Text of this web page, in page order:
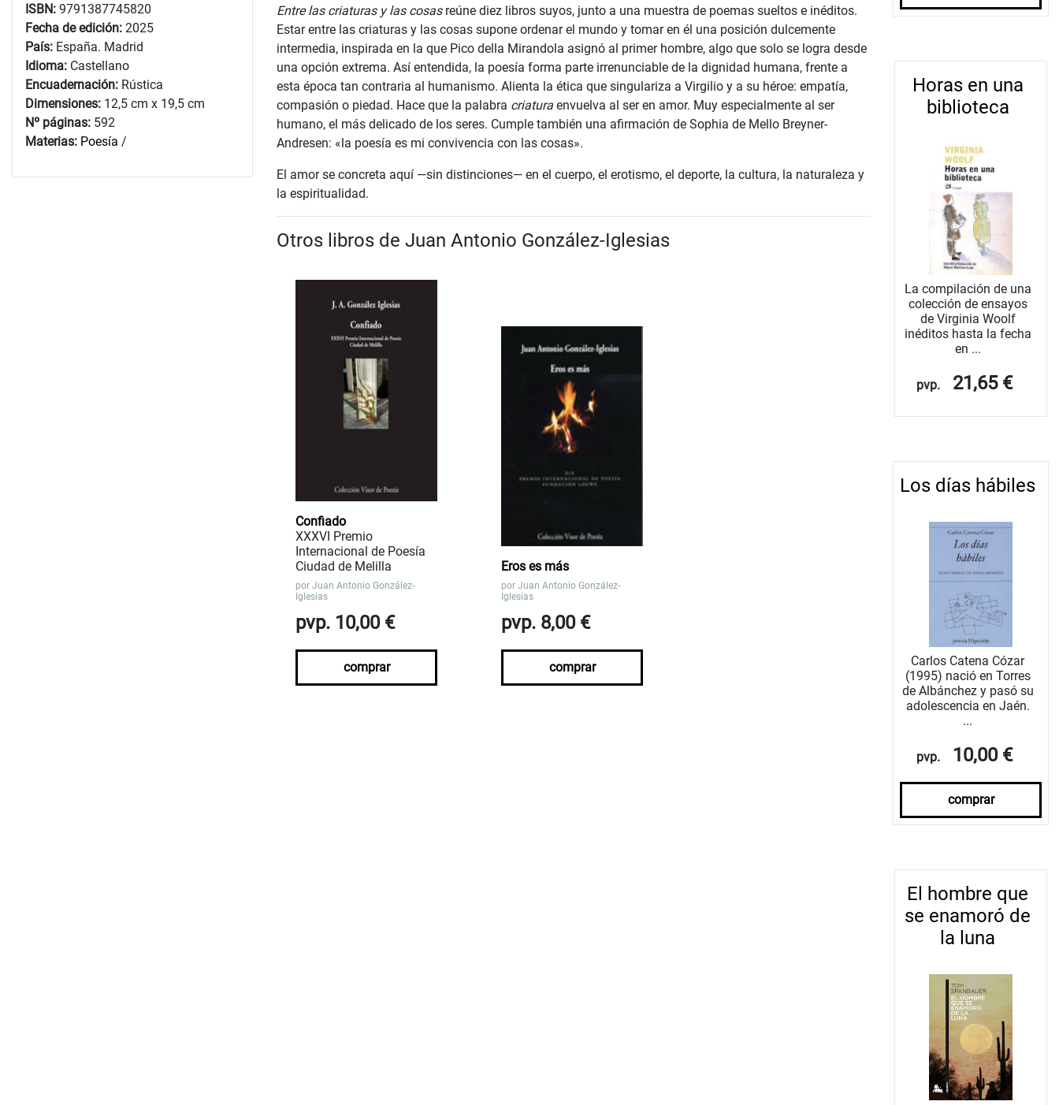
ISBN: 9791387745820
Fecha de edición: 2025
País: España. Madrid
Idioma: Castellano
Encuadernación: Rústica
Dimensiones: 12,5 cm x 19,5 cm
Nº páginas: 592
Materias: Poesía /
Entre las criaturas y las cosas reúne diez libros suyos, junto a una muestra de poemas sueltos e inéditos.
Estar entre las criaturas y las cosas supone ordenar el mundo y tomar en él una posición dulcemente
intermedia, inspirada en la que Pico della Mirandola asignó al primer hombre, algo que solo se logra desde
una opción extrema. Así entendida, la poesía forma parte irrenunciable de la dignidad humana, frente a
esta época tan contraria al humanismo. Alienta la ética que singulariza a Virgilio y a su héroe: empatía,
compasión o piedad. Hace que la palabra criatura envuelva al ser en amor. Muy especialmente al ser
humano, el más delicado de los seres. Cumple también una afirmación de Sophia de Mello Breyner-
Andresen: «la poesía es mi convivencia con las cosas».
El amor se concreta aquí —sin distinciones— en el cuerpo, el erotismo, el deporte, la cultura, la naturaleza y
la espiritualidad.
Otros libros de Juan Antonio González-Iglesias
Confiado
XXXVI Premio
Internacional de Poesía
Ciudad de Melilla
por Juan Antonio González-
Iglesias
pvp. 10,00 €
comprar
Eros es más
porJuan Antonio González-
Iglesias
pvp. 8,00 €
comprar
Horas en una
biblioteca
La compilación de una
colección de ensayos
de Virginia Woolf
inéditos hasta la fecha
en ...
pvp. 21,65 €
Los días hábiles
Carlos Catena Cózar
(1995) nació en Torres
de Albánchez y pasó su
adolescencia en Jaén.
...
pvp. 10,00 €
comprar
El hombre que
se enamoró de
la luna